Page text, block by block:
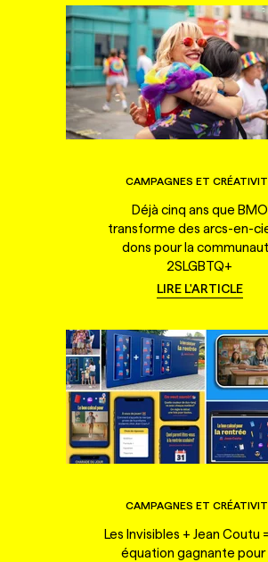
CAMPAGNES ET
Déjà cinq ans que BMO
transforme des arcs-en-
dons pour la
2SLGBTQ+
LIRE L'ARTICLE
CAMPAGNES ET
Les Invisibles + Jean Coutu
équation gagnante pour